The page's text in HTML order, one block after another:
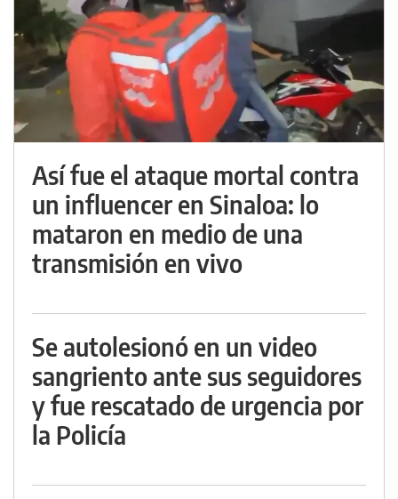
Así fue el ataque mortal contra
un influencer en Sinaloa: lo
mataron en medio de una
transmisión en vivo
Se autolesionó en un video
sangriento ante sus seguidores
y fue rescatado de urgencia por
la Policía